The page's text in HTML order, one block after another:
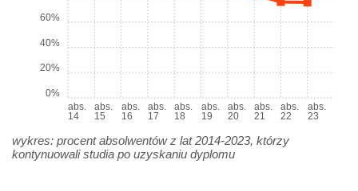
abs.
14
abs.
15
abs.
16
abs.
17
abs.
18
abs.
19
abs.
20
abs.
21
abs.
22
abs.
23
0%
20%
40%
60%
wykres: procent absolwentów z lat 2014-2023, którzy
kontynuowali studia po uzyskaniu dyplomu